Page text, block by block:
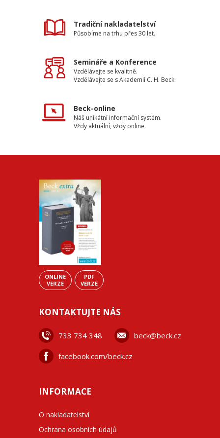
Tradiční nakladatelství
Působíme na trhu přes 30 let.
Semináře a Konference
Vzdělávejte se kvalitně.
Vzdělávejte se s Akademií C. H. Beck.
Beck-online
Náš unikátní informační systém.
Vždy aktuální, vždy online.
ONLINE
VERZE
PDF
VERZE
KONTAKTUJTE NÁS
733 734 348 beck@beck.cz
facebook.com/beck.cz
INFORMACE
O nakladatelství
Ochrana osobních údajů